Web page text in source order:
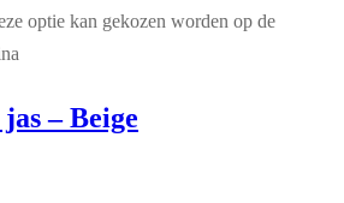
optie kan gekozen worden op de
– Beige